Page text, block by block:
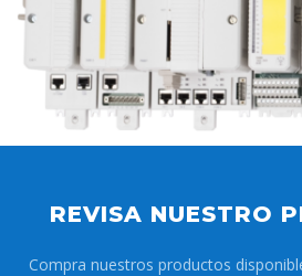
REVISA NUESTRO
Compra nuestros productos